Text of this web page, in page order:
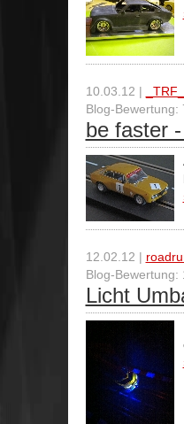
10.03.12 |
_TRF_
Blog-Bewertung:
be faster
12.02.12 |
Blog-Bewertung:
Licht